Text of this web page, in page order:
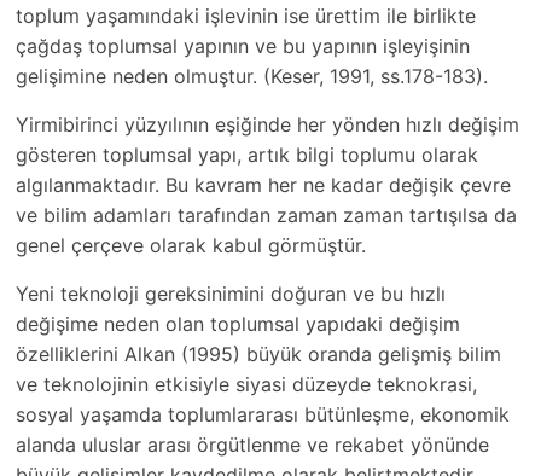
toplum yaşamındaki işlevinin ise ürettim ile birlikte
çağdaş toplumsal yapının ve bu yapının işleyişinin
gelişimine neden olmuştur. (Keser, 1991, ss.178-183).
Yirmibirinci yüzyılının eşiğinde her yönden hızlı değişim
gösteren toplumsal yapı, artık bilgi toplumu olarak
algılanmaktadır. Bu kavram her ne kadar değişik çevre
ve bilim adamları tarafından zaman zaman tartışılsa da
genel çerçeve olarak kabul görmüştür.
Yeni teknoloji gereksinimini doğuran ve bu hızlı
değişime neden olan toplumsal yapıdaki değişim
özelliklerini Alkan (1995) büyük oranda gelişmiş bilim
ve teknolojinin etkisiyle siyasi düzeyde teknokrasi,
sosyal yaşamda toplumlararası bütünleşme, ekonomik
alanda uluslar arası örgütlenme ve rekabet yönünde